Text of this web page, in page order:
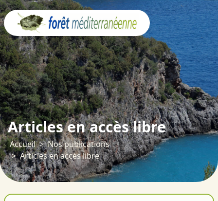
Articles en accès libre
Accueil
Nos publications
Articles en accès libre
Panneau de gestion des cookies